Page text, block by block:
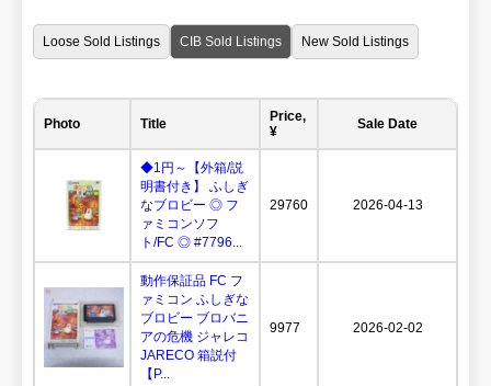
Loose Sold Listings CIB Sold Listings New Sold Listings
Photo Title
Price,
¥
Sale Date
◆1円～【外箱/説
明書付き】 ふしぎ
なブロビー ◎ フ
ァミコンソフ
ト/FC ◎ #7796...
29760 2026-04-13
動作保証品 FC フ
ァミコン ふしぎな
ブロビー ブロバニ
アの危機 ジャレコ
JARECO 箱説付
【P...
9977 2026-02-02